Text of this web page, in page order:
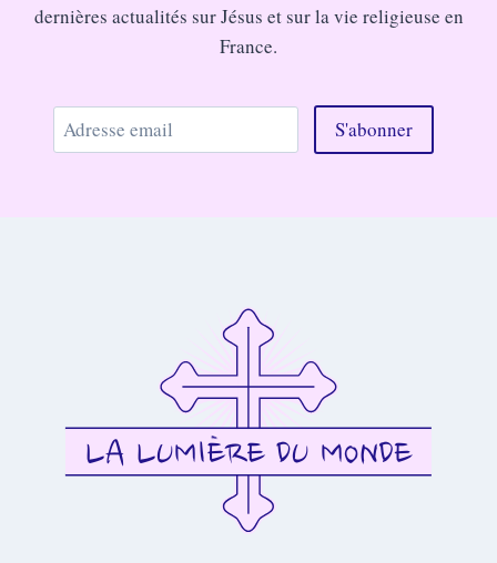
dernières actualités sur Jésus et sur la vie religieuse en
France.